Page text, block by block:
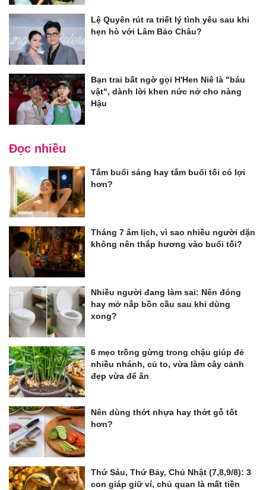
Lệ Quyên rút ra triết lý tình yêu sau khi
hẹn hò với Lâm Bảo Châu?
Bạn trai bất ngờ gọi H'Hen Niê là "báu
vật", dành lời khen nức nở cho nàng
Hậu
Đọc nhiều
Tắm buổi sáng hay tắm buổi tối có lợi
hơn?
Tháng 7 âm lịch, vì sao nhiều người dặn
không nên thắp hương vào buổi tối?
Nhiều người đang làm sai: Nên đóng
hay mở nắp bồn cầu sau khi dùng
xong?
6 mẹo trồng gừng trong chậu giúp đẻ
nhiều nhánh, củ to, vừa làm cây cảnh
đẹp vừa để ăn
Nên dùng thớt nhựa hay thớt gỗ tốt
hơn?
Thứ Sáu, Thứ Bảy, Chủ Nhật (7,8,9/8): 3
con giáp giữ ví, chủ quan là mất tiền